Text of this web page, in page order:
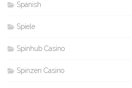
Spanish
Spiele
Spinhub Casino
Spinzen Casino